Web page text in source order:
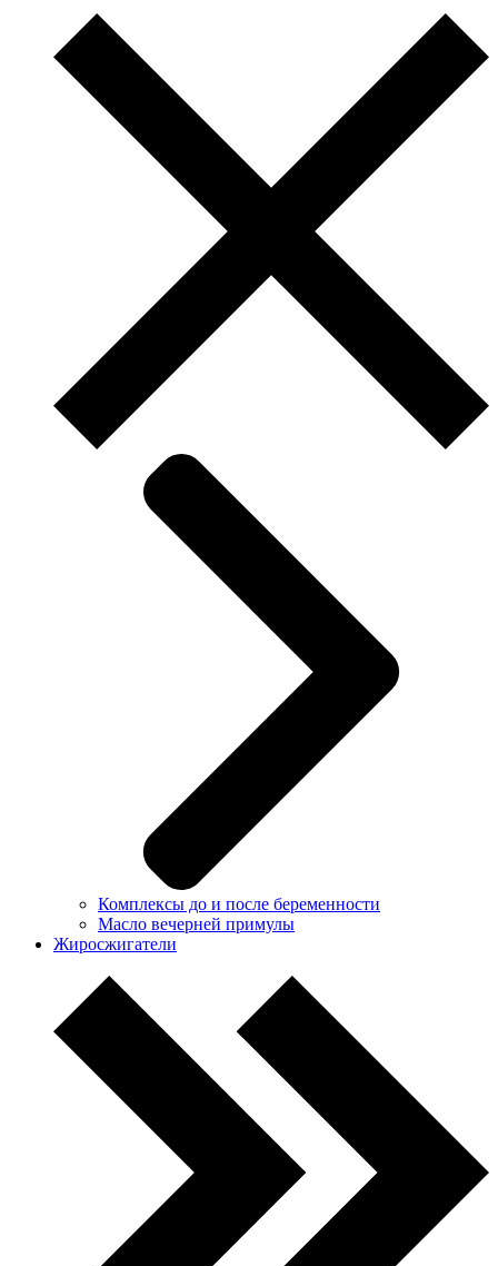
Комплексы до и после беременности
Масло вечерней примулы
Жиросжигатели